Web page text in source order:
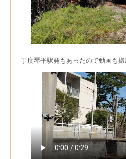
丁度琴平駅発もあったので動画も撮